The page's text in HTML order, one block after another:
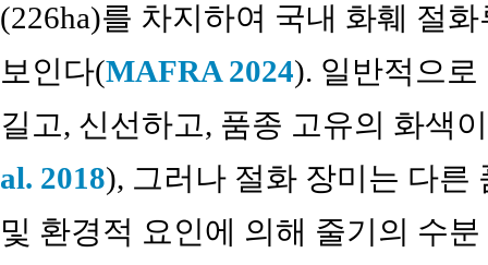
(226ha)를 차지하여 국내 화훼 절
보인다(MAFRA 2024). 일반적으
길고, 신선하고, 품종 고유의 화색
al. 2018), 그러나 절화 장미는 다른
및 환경적 요인에 의해 줄기의 수